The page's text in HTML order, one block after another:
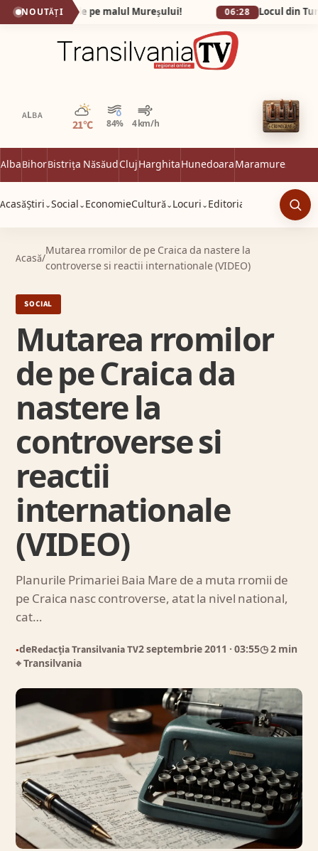
NOUTĂȚI
secret de pe malul Mureșului! 06:28
ALBA
21°C 84% 4 km/h
Parțial noros
AlbaBihorBistrița NăsăudClujHarghitaHunedoaraMaramureș
AcasăȘtiri ⌄Social ⌄ EconomieCultură ⌄ Locuri ⌄ Editorial
Acasă/
Mutarea rromilor de pe Craica da nastere la
controverse si reactii internationale (VIDEO)
SOCIAL
Mutarea rromilor
de pe Craica da
nastere la
controverse si
reactii
internationale
(VIDEO)
Planurile Primariei Baia Mare de a muta rromii de
pe Craica nasc controverse, atat la nivel national,
cat…
●deRedacția Transilvania TV2 septembrie 2011 · 03:55◷ 2 min
⌖ Transilvania